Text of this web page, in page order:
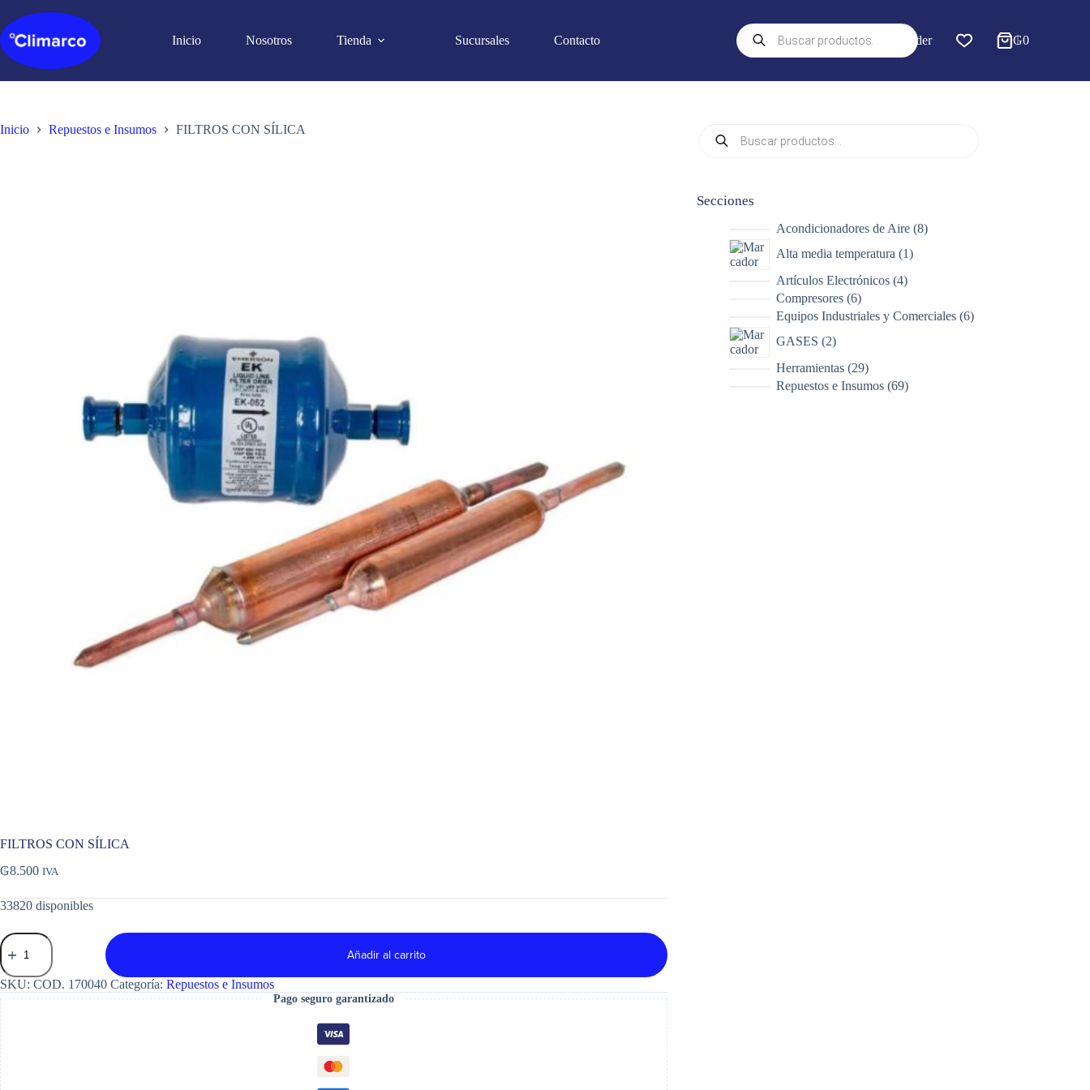
contenido
Inicio Nosotros Tienda Sucursales Contacto
Búsqueda
de
productos
Acceder ₲0
Inicio Repuestos e Insumos FILTROS CON SÍLICA
FILTROS CON SÍLICA
₲8.500 IVA
33820 disponibles
FILTROS
CON
SÍLICA
cantidad
Añadir al carrito
SKU: COD. 170040 Categoría: Repuestos e Insumos
Pago seguro garantizado
Secciones
Acondicionadores de Aire 88
Alta media temperatura 1producto
Artículos Electrónicos 44
Compresores 66
productos
Equipos Industriales y Comerciales 66
GASES 2productos
Herramientas 2929
productos
Repuestos e Insumos 6969